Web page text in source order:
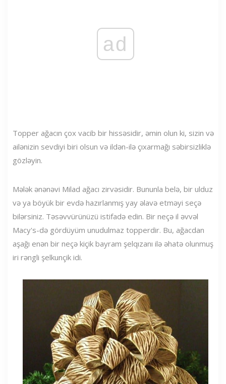
ad
Topper ağacın çox vacib bir hissəsidir, əmin olun ki, sizin və
ailənizin sevdiyi biri olsun və ildən-ilə çıxarmağı səbirsizliklə
gözləyin.
Mələk ənənəvi Milad ağacı zirvəsidir. Bununla belə, bir ulduz
və ya böyük bir evdə hazırlanmış yay əlavə etməyi seçə
bilərsiniz. Təsəvvürünüzü istifadə edin. Bir neçə il əvvəl
Macy's-də gördüyüm unudulmaz topperdir. Bu, ağacdan
aşağı enən bir neçə kiçik bayram şelqızanı ilə əhatə olunmuş
iri rəngli şelkunçik idi.